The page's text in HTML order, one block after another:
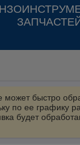
быстро
по ее графику
будет